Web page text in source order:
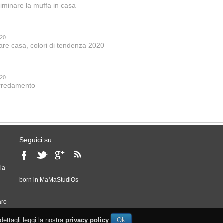
la muffa in casa
casa, colori di tendenza 2020
Seguici su
born in MaMaStudiOs
leggi la nostra privacy policy.